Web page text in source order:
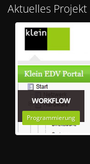
Aktuelles Projekt
WORKFLOW
Programmierung